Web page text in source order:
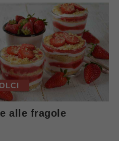
alle fragole